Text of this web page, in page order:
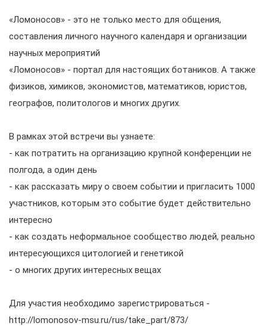
«Ломоносов» - это не только место для общения,
составления личного научного календаря и организации
научных мероприятий
«Ломоносов» - портал для настоящих ботаников. А также
физиков, химиков, экономистов, математиков, юристов,
географов, политологов и многих других.
В рамках этой встречи вы узнаете:
- как потратить на организацию крупной конференции не
полгода, а один день
- как рассказать миру о своем событии и пригласить 1000
участников, которым это событие будет действительно
интересно
- как создать неформальное сообщество людей, реально
интересующихся цитологией и генетикой
- о многих других интересных вещах
Для участия необходимо зарегистрироваться -
http://lomonosov-msu.ru/rus/take_part/873/